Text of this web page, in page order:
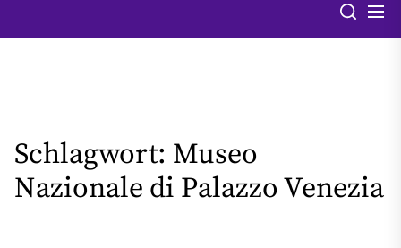
Schlagwort: Museo
Nazionale di Palazzo Venezia